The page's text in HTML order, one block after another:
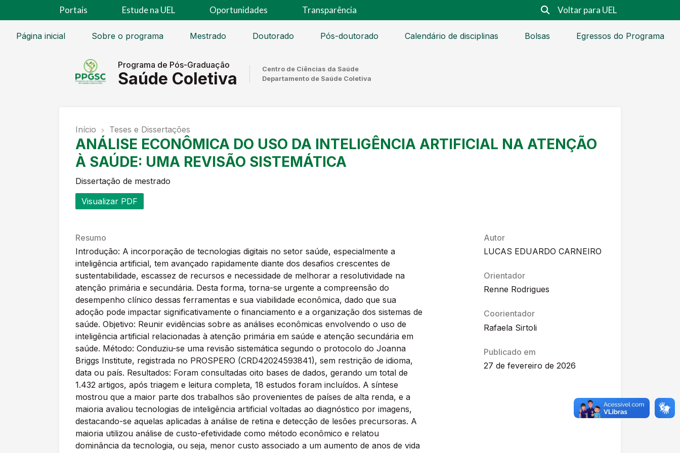
Portais Estude na UEL Oportunidades Transparência Voltar para UEL
Página inicial Sobre o programa Mestrado Doutorado Pós-doutorado Calendário de disciplinas Bolsas Egressos do Programa
Programa de Pós-Graduação
Saúde Coletiva
Centro de Ciências da Saúde
Departamento de Saúde Coletiva
Início Teses e Dissertações
ANÁLISE ECONÔMICA DO USO DA INTELIGÊNCIA ARTIFICIAL NA ATENÇÃO
À SAÚDE: UMA REVISÃO SISTEMÁTICA
Dissertação de mestrado
Visualizar PDF
Resumo
Introdução: A incorporação de tecnologias digitais no setor saúde, especialmente a
inteligência artificial, tem avançado rapidamente diante dos desafios crescentes de
sustentabilidade, escassez de recursos e necessidade de melhorar a resolutividade na
atenção primária e secundária. Desta forma, torna-se urgente a compreensão do
desempenho clínico dessas ferramentas e sua viabilidade econômica, dado que sua
adoção pode impactar significativamente o financiamento e a organização dos sistemas de
saúde. Objetivo: Reunir evidências sobre as análises econômicas envolvendo o uso de
inteligência artificial relacionadas à atenção primária em saúde e atenção secundária em
saúde. Método: Conduziu-se uma revisão sistemática segundo o protocolo do Joanna
Briggs Institute, registrada no PROSPERO (CRD42024593841), sem restrição de idioma,
data ou país. Resultados: Foram consultadas oito bases de dados, gerando um total de
1.432 artigos, após triagem e leitura completa, 18 estudos foram incluídos. A síntese
mostrou que a maior parte dos trabalhos são provenientes de países de alta renda, e a
maioria avaliou tecnologias de inteligência artificial voltadas ao diagnóstico por imagens,
destacando-se aquelas aplicadas à análise de retina e detecção de lesões precursoras. A
maioria utilizou análise de custo-efetividade como método econômico e relatou
dominância da tecnologia, ou seja, menor custo associado a um aumento de anos de vida
Autor
LUCAS EDUARDO CARNEIRO
Orientador
Renne Rodrigues
Coorientador
Rafaela Sirtoli
Publicado em
27 de fevereiro de 2026